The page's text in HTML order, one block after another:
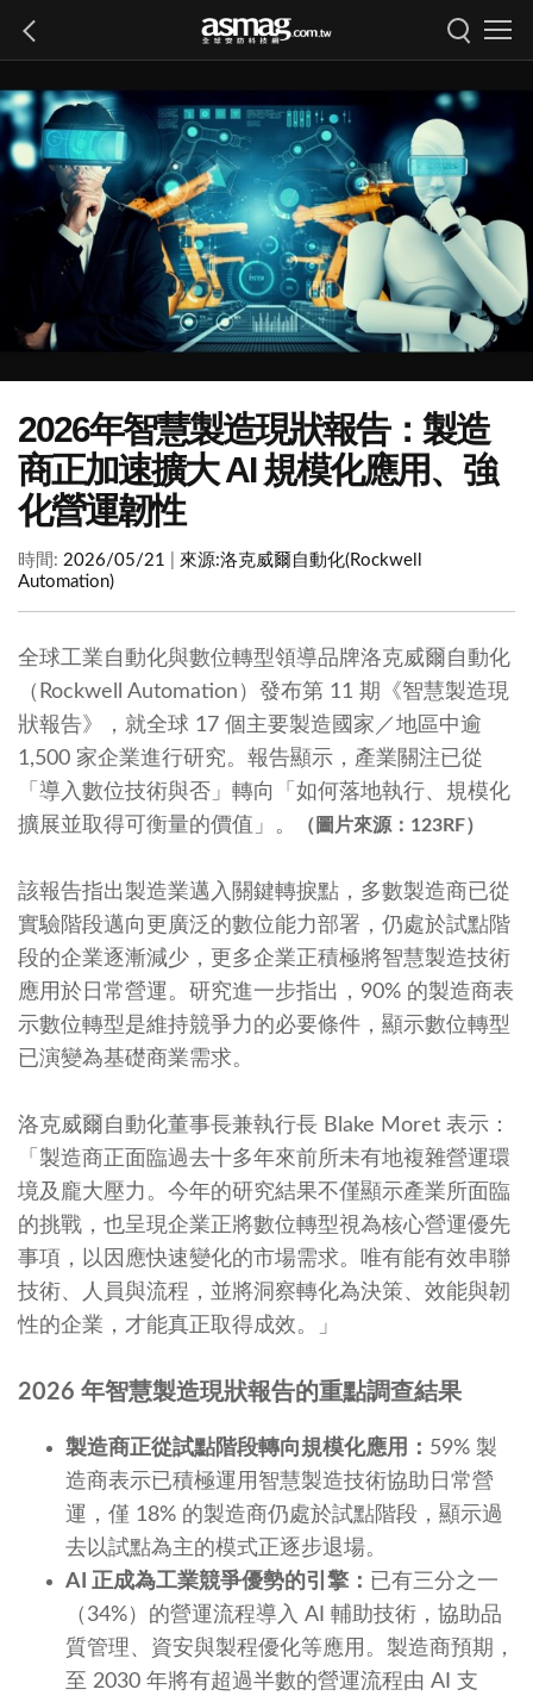
2026年智慧製造現狀報告：製造
商正加速擴大 AI 規模化應用、強
化營運韌性
時間: 2026/05/21 來源:洛克威爾自動化(Rockwell
Automation)
全球工業自動化與數位轉型領導品牌洛克威爾自動化
（Rockwell Automation）發布第 11 期《智慧製造現
狀報告》，就全球 17 個主要製造國家／地區中逾
1,500 家企業進行研究。報告顯示，產業關注已從
「導入數位技術與否」轉向「如何落地執行、規模化
擴展並取得可衡量的價值」。
（圖片來源：123RF）
該報告指出製造業邁入關鍵轉捩點，多數製造商已從
實驗階段邁向更廣泛的數位能力部署，仍處於試點階
段的企業逐漸減少，更多企業正積極將智慧製造技術
應用於日常營運。研究進一步指出，90% 的製造商表
示數位轉型是維持競爭力的必要條件，顯示數位轉型
已演變為基礎商業需求。
洛克威爾自動化董事長兼執行長 Blake Moret 表示：
「製造商正面臨過去十多年來前所未有地複雜營運環
境及龐大壓力。今年的研究結果不僅顯示產業所面臨
的挑戰，也呈現企業正將數位轉型視為核心營運優先
事項，以因應快速變化的市場需求。唯有能有效串聯
技術、人員與流程，並將洞察轉化為決策、效能與韌
性的企業，才能真正取得成效。」
2026 年智慧製造現狀報告的重點調查結果
製造商正從試點階段轉向規模化應用： 59% 製
造商表示已積極運用智慧製造技術協助日常營
運，僅 18% 的製造商仍處於試點階段，顯示過
去以試點為主的模式正逐步退場。
AI 正成為工業競爭優勢的引擎： 已有三分之一
（34%）的營運流程導入 AI 輔助技術，協助品
質管理、資安與製程優化等應用。製造商預期，
至 2030 年將有超過半數的營運流程由 AI 支